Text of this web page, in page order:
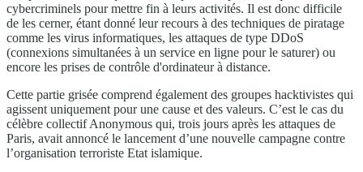
cybercriminels pour mettre fin à leurs activités. Il est donc difficile
de les cerner, étant donné leur recours à des techniques de piratage
comme les virus informatiques, les attaques de type DDoS
(connexions simultanées à un service en ligne pour le saturer) ou
encore les prises de contrôle d'ordinateur à distance.
Cette partie grisée comprend également des groupes hacktivistes qui
agissent uniquement pour une cause et des valeurs. C’est le cas du
célèbre collectif Anonymous qui, trois jours après les attaques de
Paris, avait annoncé le lancement d’une nouvelle campagne contre
l’organisation terroriste Etat islamique.